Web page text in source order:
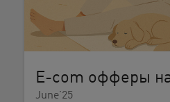
E-com офферы
June’25